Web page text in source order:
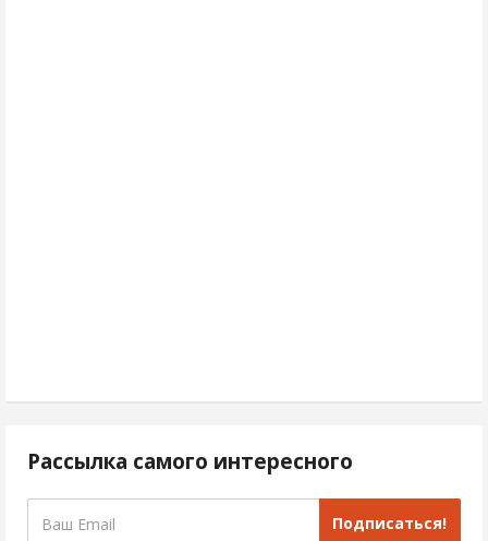
Рассылка самого интересного
Подписаться!